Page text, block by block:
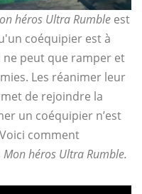
héros Ultra Rumble est
coéquipier est à
peut que ramper et
Les réanimer leur
de rejoindre la
un coéquipier n’est
comment
Mon héros Ultra Rumble.